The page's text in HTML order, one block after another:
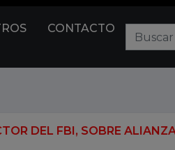
CONTACTO
ALIANZAS CON CHINA Y